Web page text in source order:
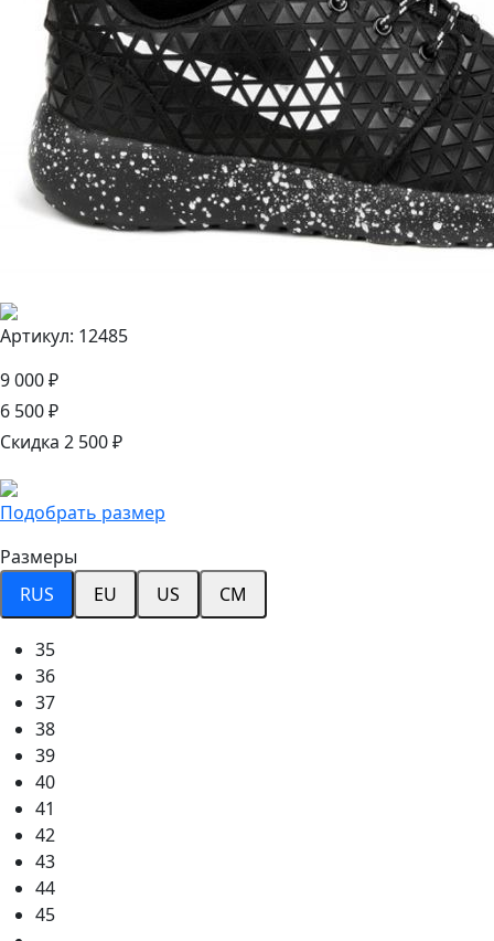
Артикул: 12485
9 000 ₽
6 500 ₽
Скидка 2 500 ₽
Подобрать размер
Размеры
RUS
EU US CM
35
36
37
38
39
40
41
42
43
44
45